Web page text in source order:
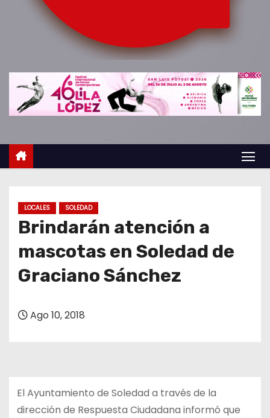
LOCALES SOLEDAD
Brindarán atención a
mascotas en Soledad de
Graciano Sánchez
Ago 10, 2018
El Ayuntamiento de Soledad a través de la
dirección de Respuesta Ciudadana informó que